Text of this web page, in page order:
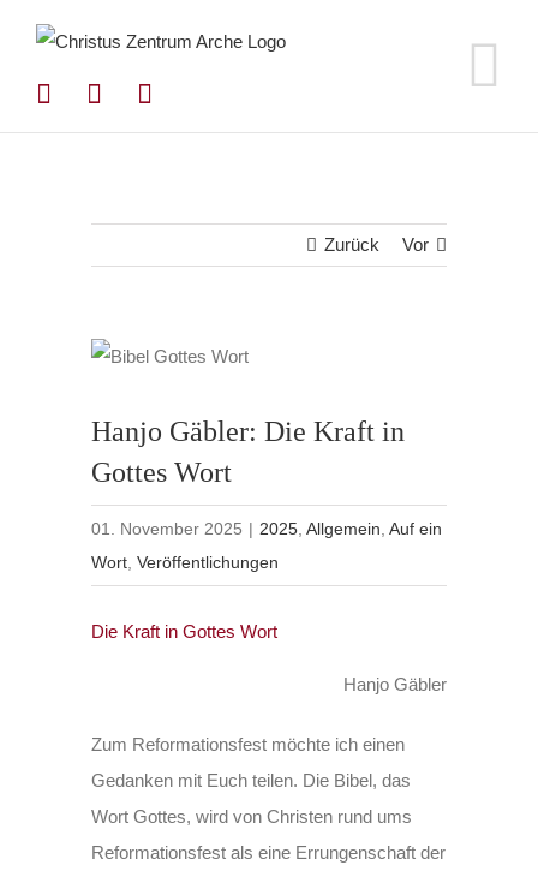
springen
Zurück Vor
Hanjo Gäbler: Die Kraft in
Gottes Wort
01. November 2025 | 2025 ,Allgemein ,Auf ein
Wort ,Veröffentlichungen
Die Kraft in Gottes Wort
Hanjo Gäbler
Zum Reformationsfest möchte ich einen
Gedanken mit Euch teilen. Die Bibel, das
Wort Gottes, wird von Christen rund ums
Reformationsfest als eine Errungenschaft der